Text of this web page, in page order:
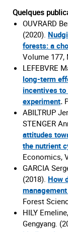
Quelques
OUVRARD
(2020).
forests: a
Volume 177,
LEFEBVRE
long-term
incentives to
experiment.
ABILTRUP
STENGER
attitudes
the nutrient
Economics,
GARCIA
(2018). How
Forest
HILY
Gengyang.